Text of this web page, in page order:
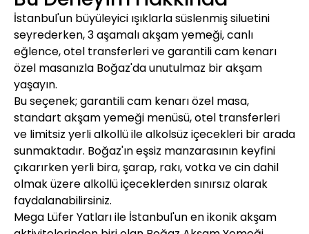
İstanbul'un büyüleyici ışıklarla süslenmiş siluetini
seyrederken, 3 aşamalı akşam yemeği, canlı
eğlence, otel transferleri ve garantili cam kenarı
özel masanızla Boğaz'da unutulmaz bir akşam
yaşayın.
Bu seçenek; garantili cam kenarı özel masa,
standart akşam yemeği menüsü, otel transferleri
ve limitsiz yerli alkollü ile alkolsüz içecekleri bir arada
sunmaktadır. Boğaz'ın eşsiz manzarasının keyfini
çıkarırken yerli bira, şarap, rakı, votka ve cin dahil
olmak üzere alkollü içeceklerden sınırsız olarak
faydalanabilirsiniz.
Mega Lüfer Yatları ile İstanbul'un en ikonik akşam